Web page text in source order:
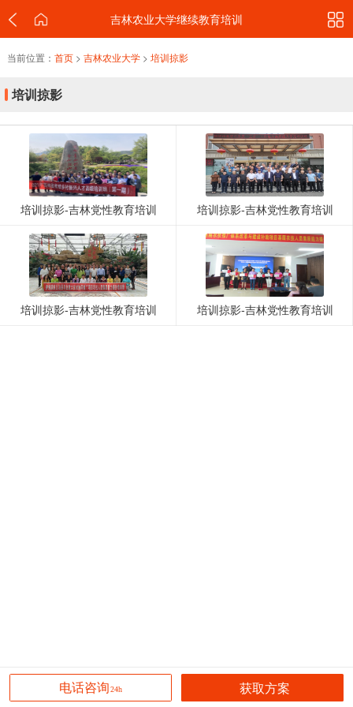
吉林农业大学继续教育培训
当前位置： 首页> 吉林农业大学> 培训掠影
培训掠影
培训掠影-吉林党性教育培训 培训掠影-吉林党性教育培训
培训掠影-吉林党性教育培训 培训掠影-吉林党性教育培训
电话咨询 24h 获取方案